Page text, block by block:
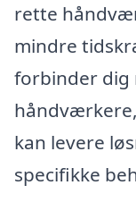
rette
mindre
forbinder dig
kan levere
specifikke